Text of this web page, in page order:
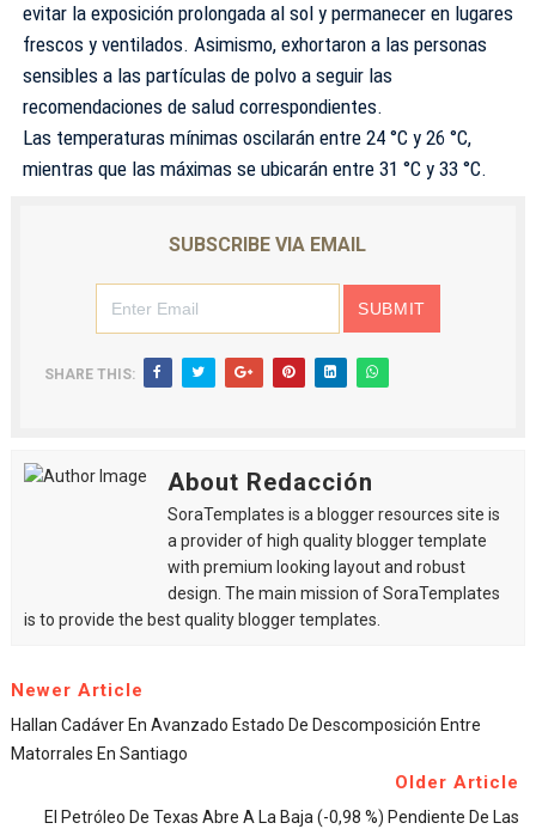
evitar la exposición prolongada al sol y permanecer en lugares
frescos y ventilados. Asimismo, exhortaron a las personas
sensibles a las partículas de polvo a seguir las
recomendaciones de salud correspondientes.
Las temperaturas mínimas oscilarán entre 24 °C y 26 °C,
mientras que las máximas se ubicarán entre 31 °C y 33 °C.
SUBSCRIBE VIA EMAIL
SHARE THIS:
About Redacción
SoraTemplates is a blogger resources site is
a provider of high quality blogger template
with premium looking layout and robust
design. The main mission of SoraTemplates
is to provide the best quality blogger templates.
Newer Article
Hallan Cadáver En Avanzado Estado De Descomposición Entre
Matorrales En Santiago
Older Article
El Petróleo De Texas Abre A La Baja (-0,98 %) Pendiente De Las